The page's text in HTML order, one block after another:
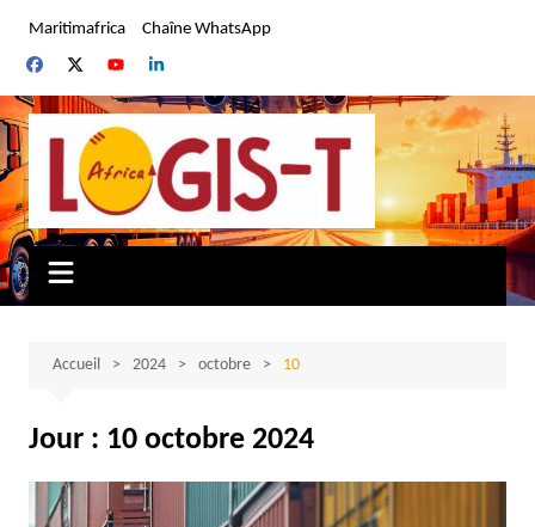
contenu
Maritimafrica Chaîne WhatsApp
Accueil 2024 octobre 10
Jour : 10 octobre 2024